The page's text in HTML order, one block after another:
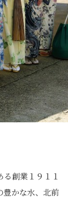
創業１９１１
豊かな水、北前